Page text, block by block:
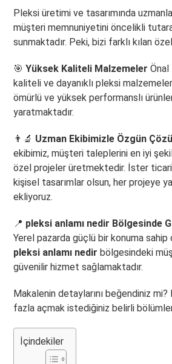
Pleksi üretimi ve tasarımında
müşteri memnuniyetini öncelikli
sunmaktadır. Peki, bizi farklı kılan
🎯Yüksek Kaliteli Malzemeler Önal
kaliteli ve dayanıklı pleksi
ömürlü ve yüksek performanslı
yaratmaktadır.
👨‍🔬 Uzman Ekibimizle Özgün
ekibimiz, müşteri taleplerini en iyi
özel projeler üretmektedir. İster
kişisel tasarımlar olsun, her projeye
ekliyoruz.
📍 pleksi anlamı nedir Bölgesinde
Yerel pazarda güçlü bir konuma sahip
pleksi anlamı nedir bölgesindeki
güvenilir hizmet sağlamaktadır.
Makalenin detaylarını beğendiniz
fazla açmak istediğiniz belirli
İçindekiler